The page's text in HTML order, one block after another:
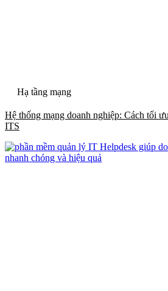
Hạ tầng mạng
Hệ thống mạng doanh nghiệp: Cách tối
ITS